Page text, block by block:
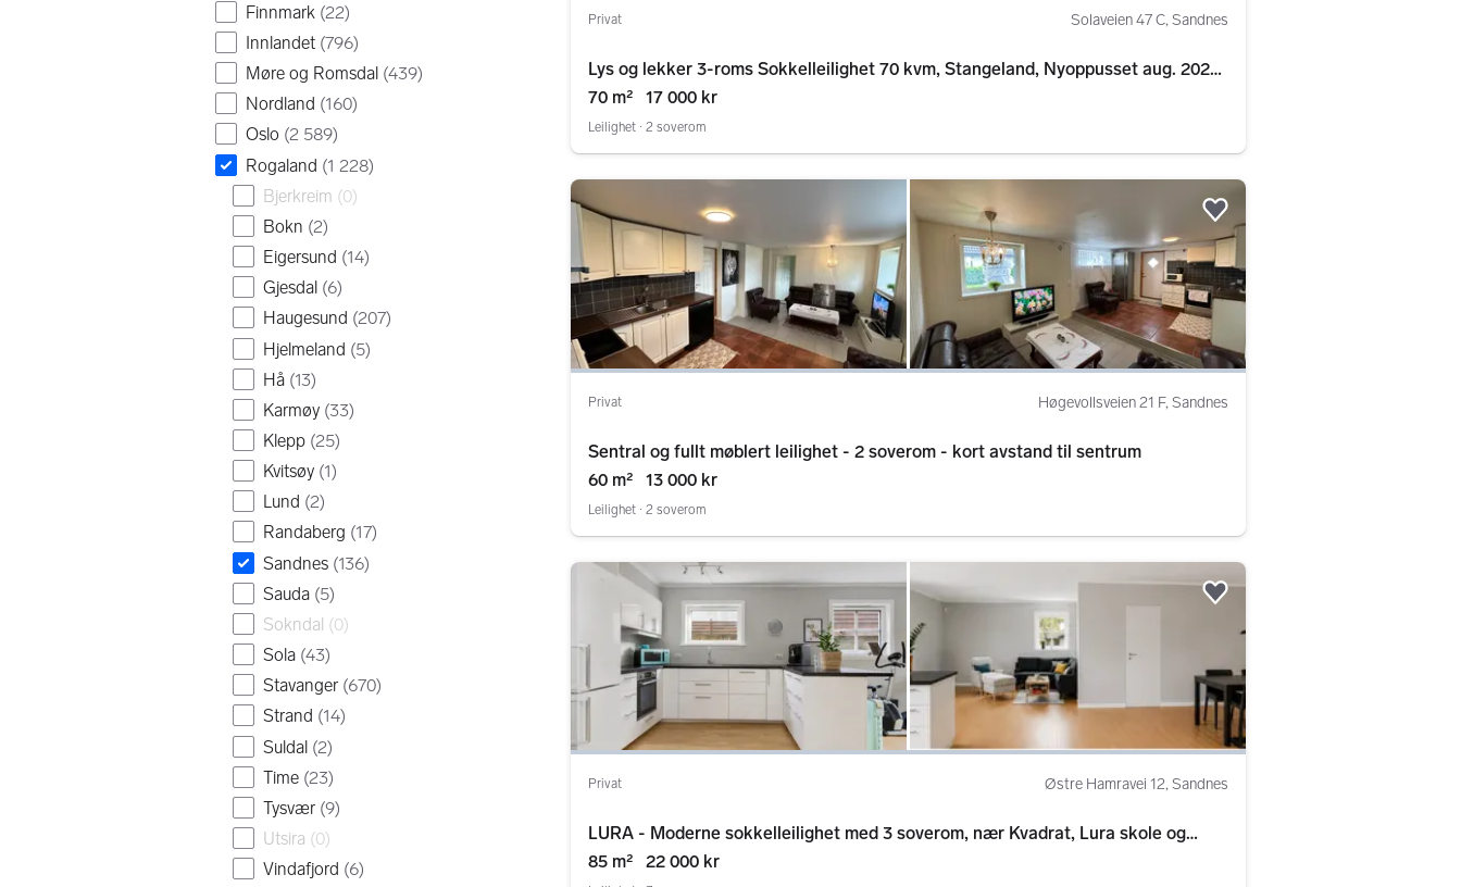
Finnmark (22)
Innlandet (796)
Møre og Romsdal (439)
Nordland (160)
Oslo (2 589)
Rogaland (1 228)
Bjerkreim (0)
Bokn (2)
Eigersund (14)
Gjesdal (6)
Haugesund (207)
Hjelmeland (5)
Hå (13)
Karmøy (33)
Klepp (25)
Kvitsøy (1)
Lund (2)
Randaberg (17)
Sandnes (136)
Sauda (5)
Sokndal (0)
Sola (43)
Stavanger (670)
Strand (14)
Suldal (2)
Time (23)
Tysvær (9)
Utsira (0)
Vindafjord (6)
Privat
Lys og lekker 3-roms Sokkelleilighet 70 kvm, Stangeland, Nyoppusset aug. 2026,
Stor veranda & 11 kvm bod, Helt privat.
Solaveien 47 C, Sandnes
70 m² 17 000 kr
Leilighet ∙ 2 soverom
Privat
Sentral og fullt møblert leilighet - 2 soverom - kort avstand til sentrum
Høgevollsveien 21 F, Sandnes
60 m² 13 000 kr
Leilighet ∙ 2 soverom
Legg til som favoritt.
Privat
LURA - Moderne sokkelleilighet med 3 soverom, nær Kvadrat, Lura skole og
Porsholen skole
Østre Hamravei 12, Sandnes
85 m² 22 000 kr